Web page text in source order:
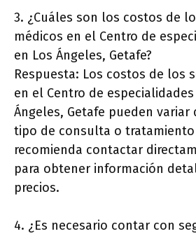
3. ¿Cuáles son los costos de
médicos en el Centro de
en Los Ángeles, Getafe?
Respuesta: Los costos de los
en el Centro de
Ángeles, Getafe pueden
tipo de consulta o tratamiento
recomienda contactar
para obtener información
precios.
4. ¿Es necesario contar con